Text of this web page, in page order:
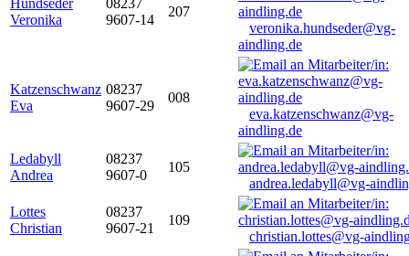
Hundseder
Veronika
08237
9607-14
207
veronika.hundseder@vg-
aindling.de
Katzenschwanz
Eva
08237
9607-29
008
eva.katzenschwanz@vg-
aindling.de
Ledabyll
Andrea
08237
9607-0
105
andrea.ledabyll@vg-
Lottes
Christian
08237
9607-21
109
christian.lottes@vg-